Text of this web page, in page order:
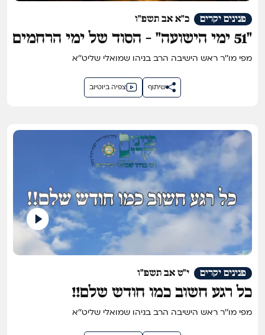
כ"א אב תשפ"ו פנינים יקרים
"51 ימי הישועה" - הסוד של ימי הרחמים
נחשף!
מפי מו''ר ראש הישיבה הרב בניהו שמואלי שליט''א
צפיה ביוטיוב שיתוף
י"ט אב תשפ"ו פנינים יקרים
כל רגע חשוב כמו חודש שלם!!
מפי מו''ר ראש הישיבה הרב בניהו שמואלי שליט''א